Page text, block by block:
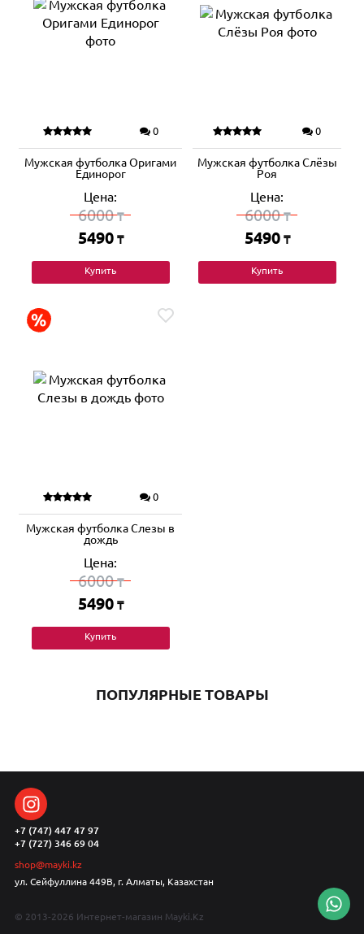
0
Мужская футболка Оригами
Единорог
Цена:
6000₸
5490 ₸
Купить
0
Мужская футболка Слёзы
Роя
Цена:
6000₸
5490 ₸
Купить
0
Мужская футболка Слезы в
дождь
Цена:
6000₸
5490 ₸
Купить
ПОПУЛЯРНЫЕ ТОВАРЫ
+7 (747) 447 47 97
+7 (727) 346 69 04
shop@mayki.kz
ул. Сейфуллина 449В, г. Алматы, Казахстан
© 2013-2026 Интернет-магазин Mayki.Kz